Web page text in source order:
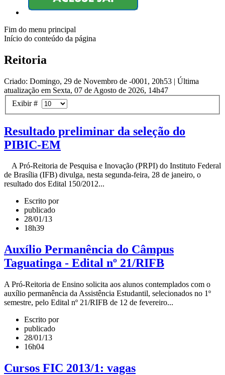
Fim do menu principal
Início do conteúdo da página
Reitoria
Criado: Domingo, 29 de Novembro de -0001, 20h53 | Última
atualização em Sexta, 07 de Agosto de 2026, 14h47
Exibir #
Resultado preliminar da seleção do
PIBIC-EM
A Pró-Reitoria de Pesquisa e Inovação (PRPI) do Instituto Federal
de Brasília (IFB) divulga, nesta segunda-feira, 28 de janeiro, o
resultado dos Edital 150/2012...
Escrito por
publicado
28/01/13
18h39
Auxílio Permanência do Câmpus
Taguatinga - Edital nº 21/RIFB
A Pró-Reitoria de Ensino solicita aos alunos contemplados com o
auxílio permanência da Assistência Estudantil, selecionados no 1º
semestre, pelo Edital nº 21/RIFB de 12 de fevereiro...
Escrito por
publicado
28/01/13
16h04
Cursos FIC 2013/1: vagas